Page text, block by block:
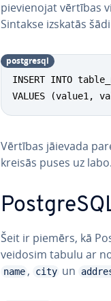
pie­vie­no­jat vērtības
Sintakse izskatās
INSERT INTO
VALUES (value1,
postgresql
Vērtības jāievada
kreisās puses uz labo.
Šeit ir piemērs, kā
vei­do­sim tabulu ar
name , city un